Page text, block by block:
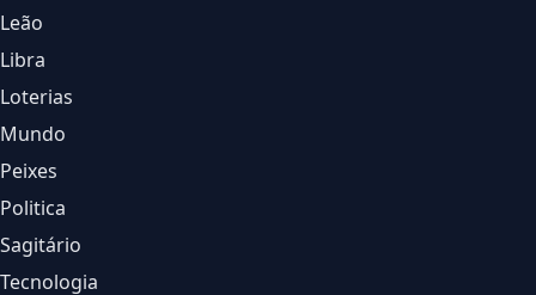
Leão
Libra
Loterias
Mundo
Peixes
Politica
Sagitário
Tecnologia